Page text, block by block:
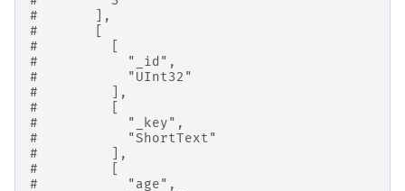
#       ],
#       [
#         [
#           "_id",
#           "UInt32"
#         ],
#         [
#           "_key",
#           "ShortText"
#         ],
#         [
#           "age",